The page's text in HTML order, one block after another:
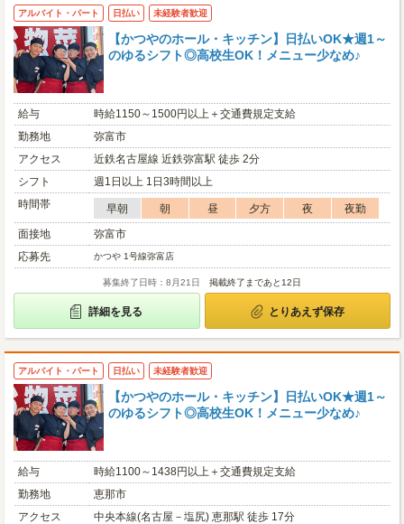
アルバイト・パート 日払い 未経験者歓迎
【かつやのホール・キッチン】日払いOK★週1～
のゆるシフト◎高校生OK！メニュー少なめ♪
給与
時給1150～1500円以上＋交通費規定支給
勤務地
弥富市
アクセス
近鉄名古屋線 近鉄弥富駅 徒歩 2分
シフト
週1日以上 1日3時間以上
時間帯
早朝 朝 昼 夕方 夜
夜勤
面接地
弥富市
応募先
かつや 1号線弥富店
募集終了日時：8月21日 掲載終了まであと12日
詳細を見る とりあえず保存
アルバイト・パート 日払い 未経験者歓迎
【かつやのホール・キッチン】日払いOK★週1～
のゆるシフト◎高校生OK！メニュー少なめ♪
給与
時給1100～1438円以上＋交通費規定支給
勤務地
恵那市
アクセス
中央本線(名古屋－塩尻) 恵那駅 徒歩 17分